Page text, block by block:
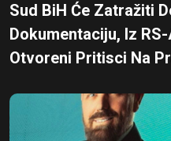
Sud BiH Će Zatražiti
Dokumentaciju, Iz
Otvoreni Pritisci Na